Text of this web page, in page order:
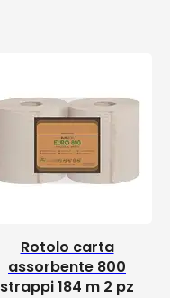
Rotolo carta
assorbente 800
strappi 184 m 2 pz